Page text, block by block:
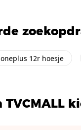
oneplus 12r hoesje
TVCMALL